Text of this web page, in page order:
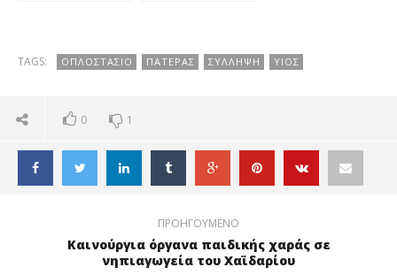
ΑΝΤΙΜΕΤΩΠΙΣΗ
ΤΩΝ
TAGS: ΟΠΛΟΣΤΑΣΙΟ ΠΑΤΕΡΑΣ ΣΥΛΛΗΨΗ ΥΙΟΣ
0 1
ΠΡΟΗΓΟΥΜΕΝΟ
Καινούργια όργανα παιδικής χαράς σε
νηπιαγωγεία του Χαϊδαρίου